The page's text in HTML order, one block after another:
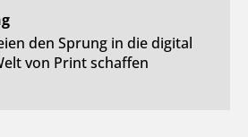
den Sprung in die digital
von Print schaffen